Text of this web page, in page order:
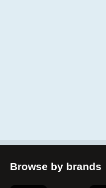
Browse by brands